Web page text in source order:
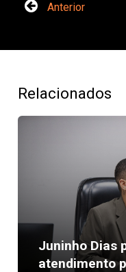
Anterior
Relacionados
Juninho Dias
atendimento